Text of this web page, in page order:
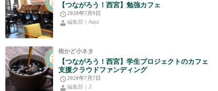
【つながろう！西宮】勉強カフェ
2020年7月9日
編集部｜Aqui
街かど小ネタ
【つながろう！西宮】学生プロジェクトのカフェ
支援クラウドファンディング
2020年7月7日
編集部｜J